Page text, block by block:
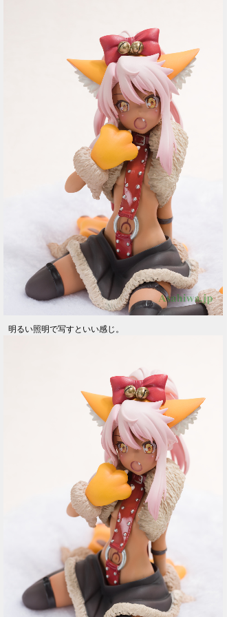
明るい照明で写すといい感じ。